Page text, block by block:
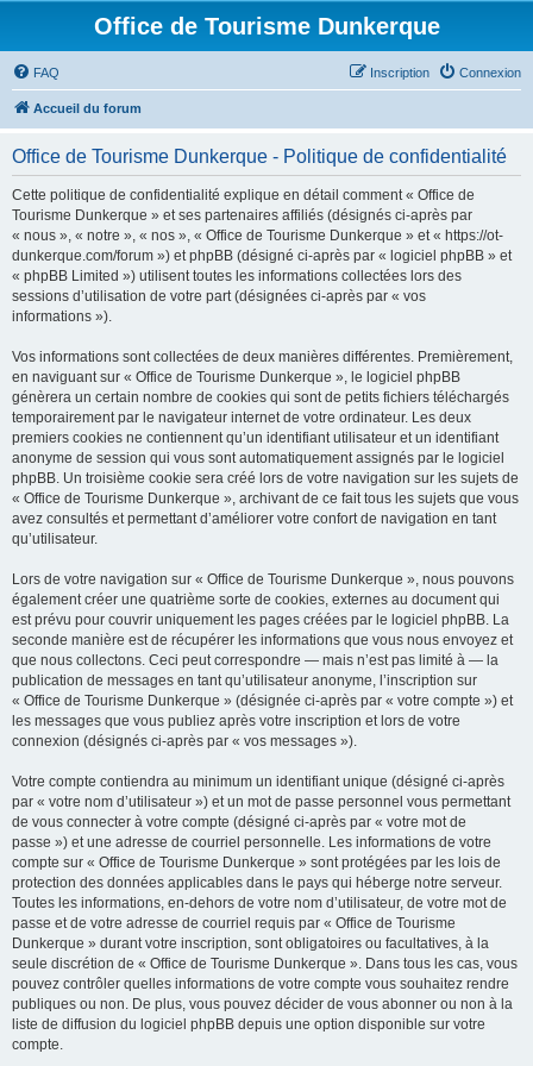
Office de Tourisme Dunkerque
FAQ Connexion
Inscription
Accueil du forum
Office de Tourisme Dunkerque - Politique de confidentialité
Cette politique de confidentialité explique en détail comment « Office de
Tourisme Dunkerque » et ses partenaires affiliés (désignés ci-après par
« nous », « notre », « nos », « Office de Tourisme Dunkerque » et « https://ot-
dunkerque.com/forum ») et phpBB (désigné ci-après par « logiciel phpBB » et
« phpBB Limited ») utilisent toutes les informations collectées lors des
sessions d’utilisation de votre part (désignées ci-après par « vos
informations »).
Vos informations sont collectées de deux manières différentes. Premièrement,
en naviguant sur « Office de Tourisme Dunkerque », le logiciel phpBB
génèrera un certain nombre de cookies qui sont de petits fichiers téléchargés
temporairement par le navigateur internet de votre ordinateur. Les deux
premiers cookies ne contiennent qu’un identifiant utilisateur et un identifiant
anonyme de session qui vous sont automatiquement assignés par le logiciel
phpBB. Un troisième cookie sera créé lors de votre navigation sur les sujets de
« Office de Tourisme Dunkerque », archivant de ce fait tous les sujets que vous
avez consultés et permettant d’améliorer votre confort de navigation en tant
qu’utilisateur.
Lors de votre navigation sur « Office de Tourisme Dunkerque », nous pouvons
également créer une quatrième sorte de cookies, externes au document qui
est prévu pour couvrir uniquement les pages créées par le logiciel phpBB. La
seconde manière est de récupérer les informations que vous nous envoyez et
que nous collectons. Ceci peut correspondre — mais n’est pas limité à — la
publication de messages en tant qu’utilisateur anonyme, l’inscription sur
« Office de Tourisme Dunkerque » (désignée ci-après par « votre compte ») et
les messages que vous publiez après votre inscription et lors de votre
connexion (désignés ci-après par « vos messages »).
Votre compte contiendra au minimum un identifiant unique (désigné ci-après
par « votre nom d’utilisateur ») et un mot de passe personnel vous permettant
de vous connecter à votre compte (désigné ci-après par « votre mot de
passe ») et une adresse de courriel personnelle. Les informations de votre
compte sur « Office de Tourisme Dunkerque » sont protégées par les lois de
protection des données applicables dans le pays qui héberge notre serveur.
Toutes les informations, en-dehors de votre nom d’utilisateur, de votre mot de
passe et de votre adresse de courriel requis par « Office de Tourisme
Dunkerque » durant votre inscription, sont obligatoires ou facultatives, à la
seule discrétion de « Office de Tourisme Dunkerque ». Dans tous les cas, vous
pouvez contrôler quelles informations de votre compte vous souhaitez rendre
publiques ou non. De plus, vous pouvez décider de vous abonner ou non à la
liste de diffusion du logiciel phpBB depuis une option disponible sur votre
compte.